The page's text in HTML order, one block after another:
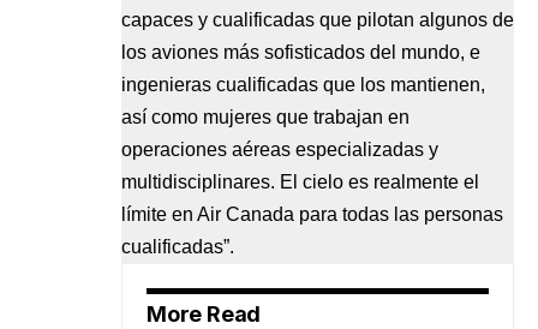
capaces y cualificadas que pilotan algunos de
los aviones más sofisticados del mundo, e
ingenieras cualificadas que los mantienen,
así como mujeres que trabajan en
operaciones aéreas especializadas y
multidisciplinares. El cielo es realmente el
límite en Air Canada para todas las personas
cualificadas”.
More Read